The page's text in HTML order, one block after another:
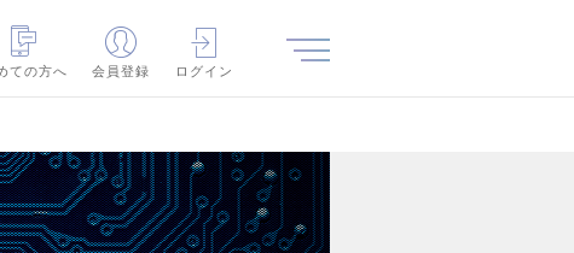
ての方へ
会員登録 ログイン